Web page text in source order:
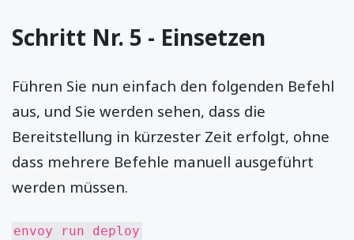
Schritt Nr. 5 - Einsetzen
Führen Sie nun einfach den folgenden Befehl
aus, und Sie werden sehen, dass die
Bereitstellung in kürzester Zeit erfolgt, ohne
dass mehrere Befehle manuell ausgeführt
werden müssen.
envoy run deploy